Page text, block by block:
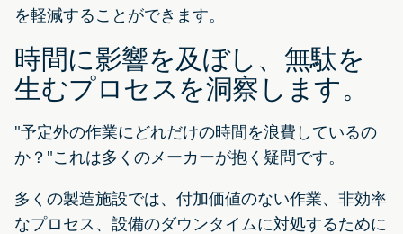
を軽減することができます。
時間に影響を及ぼし、無駄を
生むプロセスを洞察します。
"予定外の作業にどれだけの時間を浪費しているの
か？"これは多くのメーカーが抱く疑問です。
多くの製造施設では、付加価値のない作業、非効率
なプロセス、設備のダウンタイムに対処するために